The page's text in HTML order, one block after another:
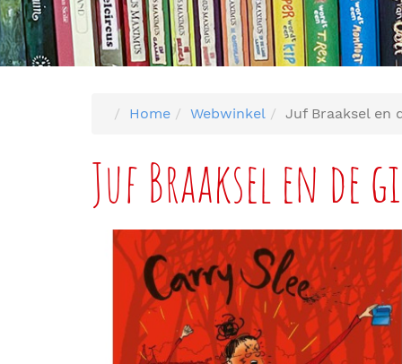
Home Webwinkel Juf Braaksel en
Juf Braaksel en